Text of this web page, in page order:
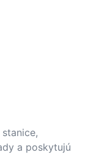
a poskytujú